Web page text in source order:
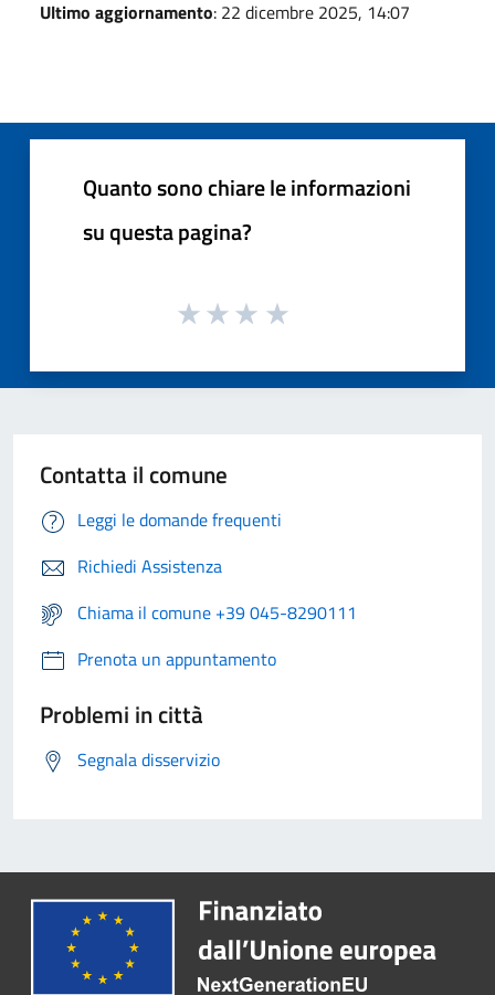
Ultimo aggiornamento: 22 dicembre 2025, 14:07
Quanto sono chiare le informazioni
su questa pagina?
Contatta il comune
Leggi le domande frequenti
Richiedi Assistenza
Chiama il comune +39 045-8290111
Prenota un appuntamento
Problemi in città
Segnala disservizio